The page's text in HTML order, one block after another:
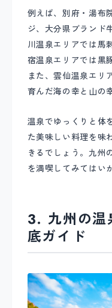
例えば、別府・湯布
ジ、大分県ブランド
川温泉エリアでは馬
宿温泉エリアでは黒
また、雲仙温泉エリ
育んだ海の幸と山の
温泉でゆっくりと体
た美味しい料理を味
きるでしょう。九州
を満喫してみてはい
3. 九州の温
底ガイド